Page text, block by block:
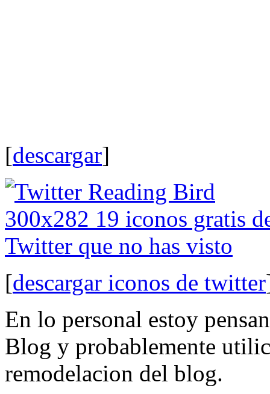
[descargar]
[descargar iconos de twitter
En lo personal estoy
Blog y probablemente
remodelacion del blog.